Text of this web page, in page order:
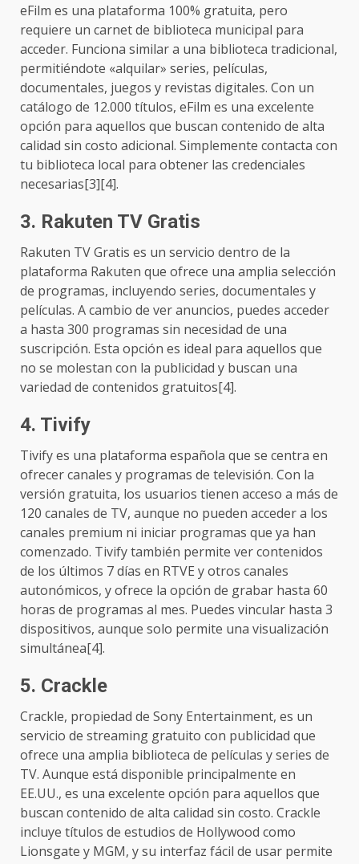
eFilm es una plataforma 100% gratuita, pero
requiere un carnet de biblioteca municipal para
acceder. Funciona similar a una biblioteca tradicional,
permitiéndote «alquilar» series, películas,
documentales, juegos y revistas digitales. Con un
catálogo de 12.000 títulos, eFilm es una excelente
opción para aquellos que buscan contenido de alta
calidad sin costo adicional. Simplemente contacta con
tu biblioteca local para obtener las credenciales
necesarias[3][4].
3. Rakuten TV Gratis
Rakuten TV Gratis es un servicio dentro de la
plataforma Rakuten que ofrece una amplia selección
de programas, incluyendo series, documentales y
películas. A cambio de ver anuncios, puedes acceder
a hasta 300 programas sin necesidad de una
suscripción. Esta opción es ideal para aquellos que
no se molestan con la publicidad y buscan una
variedad de contenidos gratuitos[4].
4. Tivify
Tivify es una plataforma española que se centra en
ofrecer canales y programas de televisión. Con la
versión gratuita, los usuarios tienen acceso a más de
120 canales de TV, aunque no pueden acceder a los
canales premium ni iniciar programas que ya han
comenzado. Tivify también permite ver contenidos
de los últimos 7 días en RTVE y otros canales
autonómicos, y ofrece la opción de grabar hasta 60
horas de programas al mes. Puedes vincular hasta 3
dispositivos, aunque solo permite una visualización
simultánea[4].
5. Crackle
Crackle, propiedad de Sony Entertainment, es un
servicio de streaming gratuito con publicidad que
ofrece una amplia biblioteca de películas y series de
TV. Aunque está disponible principalmente en
EE.UU., es una excelente opción para aquellos que
buscan contenido de alta calidad sin costo. Crackle
incluye títulos de estudios de Hollywood como
Lionsgate y MGM, y su interfaz fácil de usar permite